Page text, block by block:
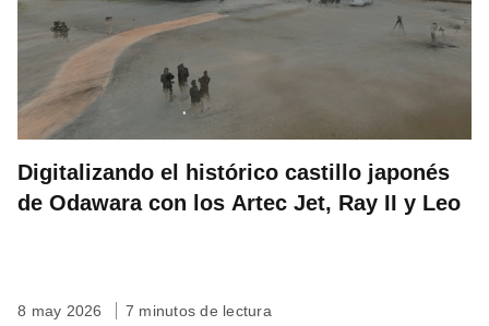
Digitalizando el histórico castillo japonés
de Odawara con los Artec Jet, Ray II y Leo
8 may 2026 7 minutos de lectura